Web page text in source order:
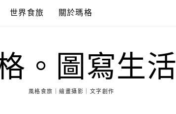
世界食旅 關於瑪格
。圖寫生活
風格食旅｜繪畫攝影｜文字創作